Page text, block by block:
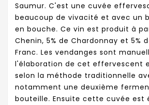
Saumur. C'est une cuvée
beaucoup de vivacité et avec un
en bouche. Ce vin est produit à
Chenin, 5% de Chardonnay et 5%
Franc. Les vendanges sont
l'élaboration de cet effervescent
selon la méthode traditionnelle
notamment une deuxième
bouteille. Ensuite cette cuvée est